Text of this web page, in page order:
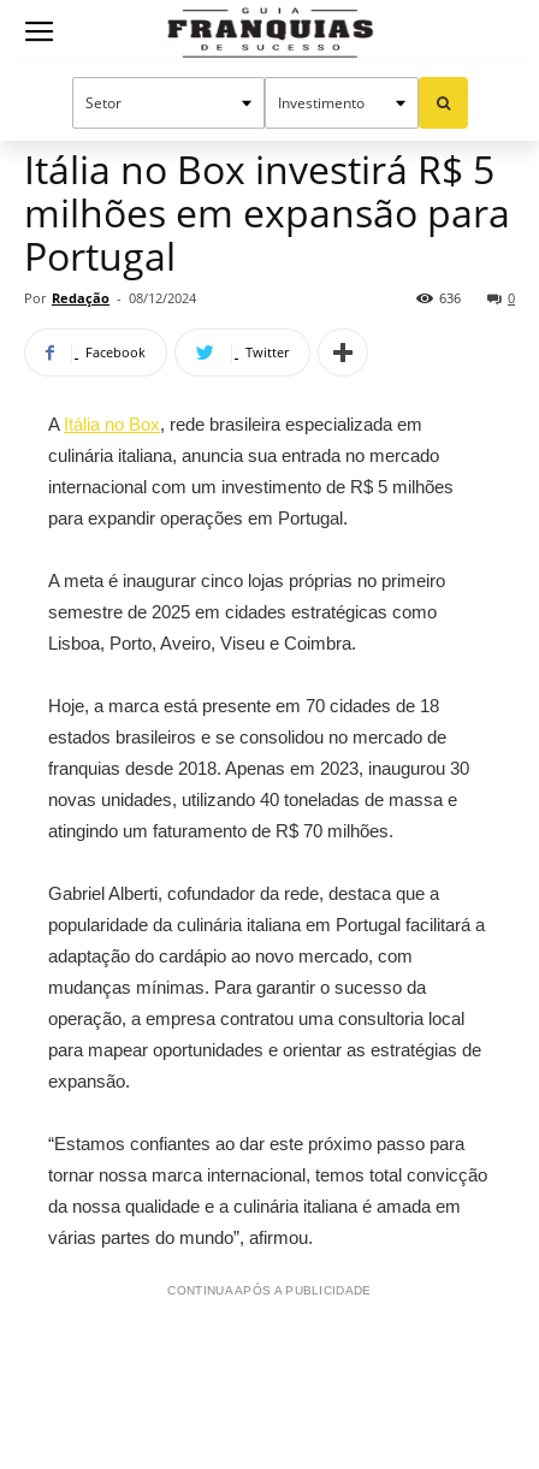
Guia
Mercado de franquias
Itália no Box investirá R$ 5
milhões em expansão para
Portugal
Por Redação - 08/12/2024 0
636
Facebook Twitter
A Itália no Box, rede brasileira especializada em
culinária italiana, anuncia sua entrada no mercado
internacional com um investimento de R$ 5 milhões
para expandir operações em Portugal.
A meta é inaugurar cinco lojas próprias no primeiro
semestre de 2025 em cidades estratégicas como
Lisboa, Porto, Aveiro, Viseu e Coimbra.
Hoje, a marca está presente em 70 cidades de 18
estados brasileiros e se consolidou no mercado de
franquias desde 2018. Apenas em 2023, inaugurou 30
novas unidades, utilizando 40 toneladas de massa e
atingindo um faturamento de R$ 70 milhões.
Gabriel Alberti, cofundador da rede, destaca que a
popularidade da culinária italiana em Portugal facilitará a
adaptação do cardápio ao novo mercado, com
mudanças mínimas. Para garantir o sucesso da
operação, a empresa contratou uma consultoria local
para mapear oportunidades e orientar as estratégias de
expansão.
“Estamos confiantes ao dar este próximo passo para
tornar nossa marca internacional, temos total convicção
da nossa qualidade e a culinária italiana é amada em
várias partes do mundo”, afirmou.
CONTINUA APÓS A PUBLICIDADE